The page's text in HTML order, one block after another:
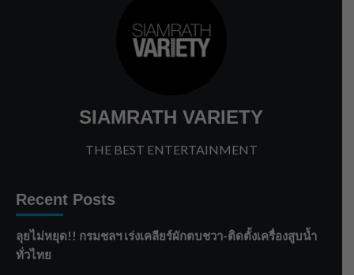
SIAMRATH VARIETY
THE BEST ENTERTAINMENT
Recent Posts
ลุยไม่หยุด!! กรมชลฯ เร่งเคลียร์ผักตบชวา-ติดตั้งเครื่องสูบน้ำ
ทั่วไทย